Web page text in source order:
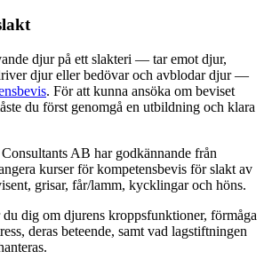
djur på ett slakteri — tar emot djur,
djur eller bedövar och avblodar djur —
. För att kunna ansöka om beviset
du först genomgå en utbildning och klara
AB har godkännande från
kurser för kompetensbevis för slakt av
grisar, får/lamm, kycklingar och höns.
dig om djurens kroppsfunktioner, förmåga
deras beteende, samt vad lagstiftningen